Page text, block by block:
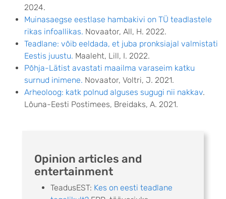
2024.
Muinasaegse eestlase hambakivi on TÜ teadlastele
rikas infoallikas. Novaator, All, H. 2022.
Teadlane: võib eeldada, et juba pronksiajal valmistati
Eestis juustu. Maaleht, Lill, I. 2022.
Põhja-Lätist avastati maailma varaseim katku
surnud inimene. Novaator, Voltri, J. 2021.
Arheoloog: katk polnud alguses sugugi nii nakkav.
Lõuna-Eesti Postimees, Breidaks, A. 2021.
Opinion articles and
entertainment
TeadusEST: Kes on eesti teadlane